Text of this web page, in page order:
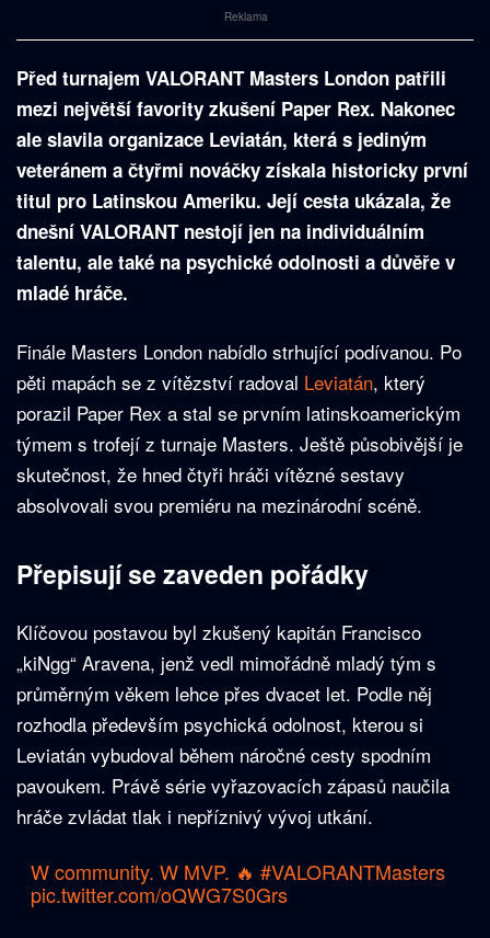
Reklama
Před turnajem VALORANT Masters London patřili
mezi největší favority zkušení Paper Rex. Nakonec
ale slavila organizace Leviatán, která s jediným
veteránem a čtyřmi nováčky získala historicky první
titul pro Latinskou Ameriku. Její cesta ukázala, že
dnešní VALORANT nestojí jen na individuálním
talentu, ale také na psychické odolnosti a důvěře v
mladé hráče.
Finále Masters London nabídlo strhující podívanou. Po
pěti mapách se z vítězství radoval Leviatán, který
porazil Paper Rex a stal se prvním latinskoamerickým
týmem s trofejí z turnaje Masters. Ještě působivější je
skutečnost, že hned čtyři hráči vítězné sestavy
absolvovali svou premiéru na mezinárodní scéně.
Přepisují se zaveden pořádky
Klíčovou postavou byl zkušený kapitán Francisco
„kiNgg“ Aravena, jenž vedl mimořádně mladý tým s
průměrným věkem lehce přes dvacet let. Podle něj
rozhodla především psychická odolnost, kterou si
Leviatán vybudoval během náročné cesty spodním
pavoukem. Právě série vyřazovacích zápasů naučila
hráče zvládat tlak i nepříznivý vývoj utkání.
W community. W MVP. 🔥 #VALORANTMasters
pic.twitter.com/oQWG7S0Grs